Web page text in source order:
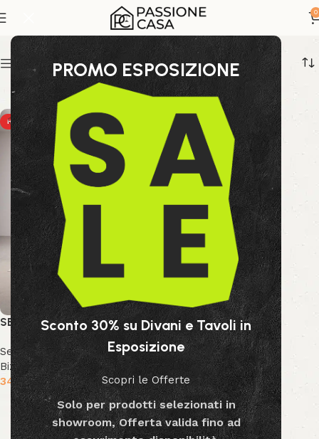
PROMO ESPOSIZIONE
Sconto 30% su Divani e Tavoli in
Esposizione
Scopri le Offerte
Solo per prodotti selezionati in
showroom, Offerta valida fino ad
0
di design
Show sidebar
HOT
SEDIA C-BR DOTTY MARRONE
Sedute ,Sedie ,Collezione
Bizzotto,Nuova Collezione
349.99€
Aggiungi al carrello